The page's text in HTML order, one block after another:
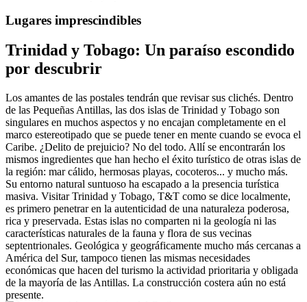
Lugares imprescindibles
Trinidad y Tobago: Un paraíso escondido
por descubrir
Los amantes de las postales tendrán que revisar sus clichés. Dentro
de las Pequeñas Antillas, las dos islas de Trinidad y Tobago son
singulares en muchos aspectos y no encajan completamente en el
marco estereotipado que se puede tener en mente cuando se evoca el
Caribe. ¿Delito de prejuicio? No del todo. Allí se encontrarán los
mismos ingredientes que han hecho el éxito turístico de otras islas de
la región: mar cálido, hermosas playas, cocoteros... y mucho más.
Su entorno natural suntuoso ha escapado a la presencia turística
masiva. Visitar Trinidad y Tobago, T&T como se dice localmente,
es primero penetrar en la autenticidad de una naturaleza poderosa,
rica y preservada. Estas islas no comparten ni la geología ni las
características naturales de la fauna y flora de sus vecinas
septentrionales. Geológica y geográficamente mucho más cercanas a
América del Sur, tampoco tienen las mismas necesidades
económicas que hacen del turismo la actividad prioritaria y obligada
de la mayoría de las Antillas. La construcción costera aún no está
presente.